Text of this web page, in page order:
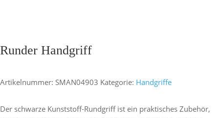
Runder Handgriff
Artikelnummer: SMAN04903 Kategorie: Handgriffe
Der schwarze Kunststoff-Rundgriff ist ein praktisches Zubehör,